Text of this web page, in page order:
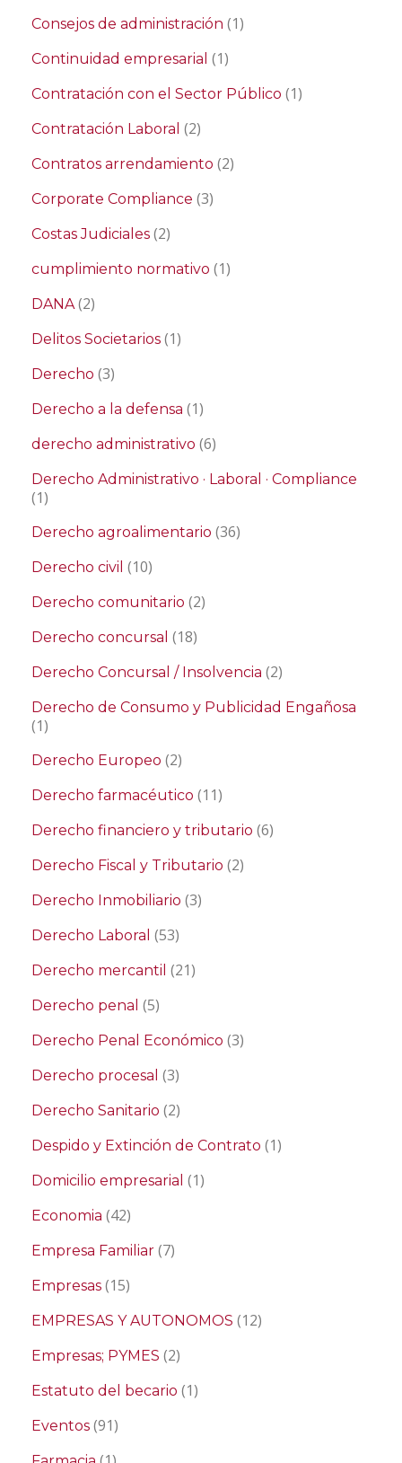
Consejos de administración (1)
Continuidad empresarial (1)
Contratación con el Sector Público (1)
Contratación Laboral (2)
Contratos arrendamiento (2)
Corporate Compliance (3)
Costas Judiciales (2)
cumplimiento normativo (1)
DANA(2)
Delitos Societarios (1)
Derecho (3)
Derecho a la defensa (1)
derecho administrativo (6)
Derecho Administrativo · Laboral · Compliance
(1)
Derecho agroalimentario (36)
Derecho civil (10)
Derecho comunitario (2)
Derecho concursal (18)
Derecho Concursal / Insolvencia (2)
Derecho de Consumo y Publicidad Engañosa
(1)
Derecho Europeo (2)
Derecho farmacéutico (11)
Derecho financiero y tributario (6)
Derecho Fiscal y Tributario (2)
Derecho Inmobiliario (3)
Derecho Laboral (53)
Derecho mercantil (21)
Derecho penal (5)
Derecho Penal Económico (3)
Derecho procesal (3)
Derecho Sanitario (2)
Despido y Extinción de Contrato (1)
Domicilio empresarial (1)
Economia (42)
Empresa Familiar (7)
Empresas (15)
EMPRESAS Y AUTONOMOS (12)
Empresas; PYMES (2)
Estatuto del becario (1)
Eventos (91)